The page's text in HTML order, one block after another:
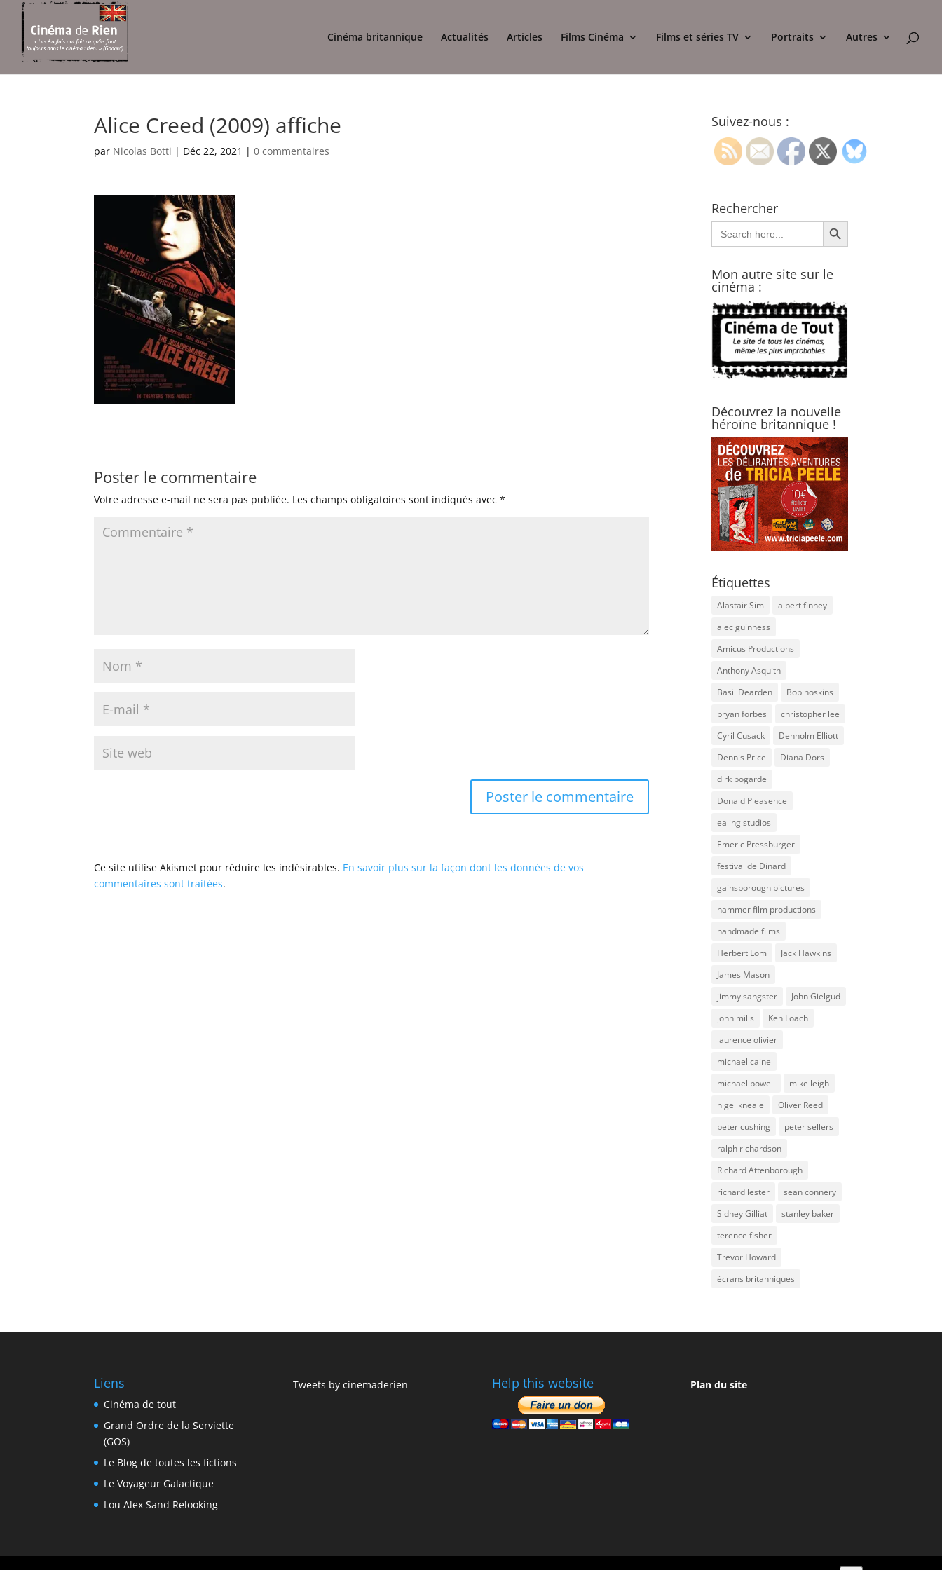
Cinéma britannique Actualités Articles Films Cinéma Films et séries TV Portraits Autres
Alice Creed (2009) affiche
par Nicolas Botti | Déc 22, 2021 |0 commentaires
Poster le commentaire
Votre adresse e-mail ne sera pas publiée. Les champs obligatoires sont indiqués avec*
Ce site utilise Akismet pour réduire les indésirables. En savoir plus sur la façon dont les données de vos
commentaires sont traitées.
Suivez-nous :
Rechercher
Search
for:
Search Button
Mon autre site sur le
cinéma :
Découvrez la nouvelle
héroïne britannique !
Étiquettes
Alastair Sim
albert finney
alec guinness
Amicus Productions
Anthony Asquith
Basil Dearden
Bob hoskins
bryan forbes
christopher lee
Cyril Cusack
Denholm Elliott
Dennis Price
Diana Dors
dirk bogarde
Donald Pleasence
ealing studios
Emeric Pressburger
festival de Dinard
gainsborough pictures
hammer film productions
handmade films
Herbert Lom
Jack Hawkins
James Mason
jimmy sangster
John Gielgud
john mills
Ken Loach
laurence olivier
michael caine
michael powell
mike leigh
nigel kneale
Oliver Reed
peter cushing
peter sellers
ralph richardson
Richard Attenborough
richard lester
sean connery
Sidney Gilliat
stanley baker
terence fisher
Trevor Howard
écrans britanniques
Liens
Cinéma de tout
Grand Ordre de la Serviette
(GOS)
Le Blog de toutes les fictions
Le Voyageur Galactique
Lou Alex Sand Relooking
Tweets by cinemaderien Help this website Plan du site